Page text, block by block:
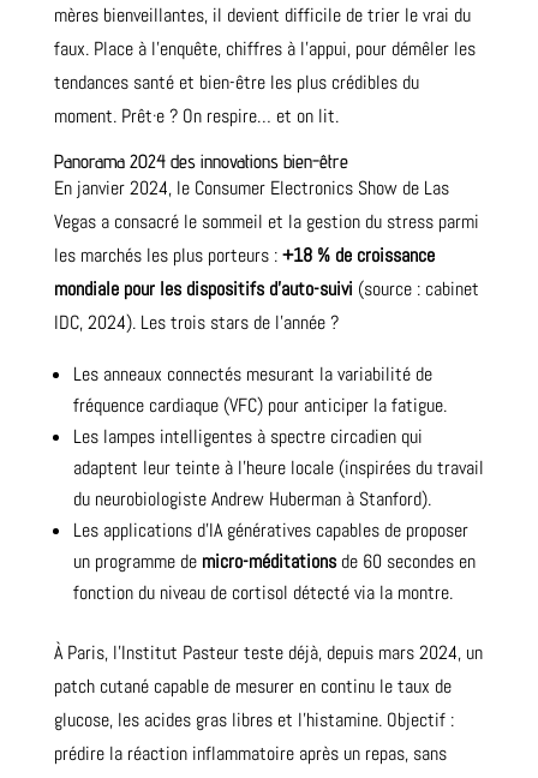
mères bienveillantes, il devient difficile de trier le vrai du
faux. Place à l’enquête, chiffres à l’appui, pour démêler les
tendances santé et bien-être les plus crédibles du
moment. Prêt·e ? On respire… et on lit.
Panorama 2024 des innovations bien-être
En janvier 2024, le Consumer Electronics Show de Las
Vegas a consacré le sommeil et la gestion du stress parmi
les marchés les plus porteurs :+18 % de croissance
mondiale pour les dispositifs d’auto-suivi (source : cabinet
IDC, 2024). Les trois stars de l’année ?
Les anneaux connectés mesurant la variabilité de
fréquence cardiaque (VFC) pour anticiper la fatigue.
Les lampes intelligentes à spectre circadien qui
adaptent leur teinte à l’heure locale (inspirées du travail
du neurobiologiste Andrew Huberman à Stanford).
Les applications d’IA génératives capables de proposer
un programme de micro-méditationsde 60 secondes en
fonction du niveau de cortisol détecté via la montre.
À Paris, l’Institut Pasteur teste déjà, depuis mars 2024, un
patch cutané capable de mesurer en continu le taux de
glucose, les acides gras libres et l’histamine. Objectif :
prédire la réaction inflammatoire après un repas, sans